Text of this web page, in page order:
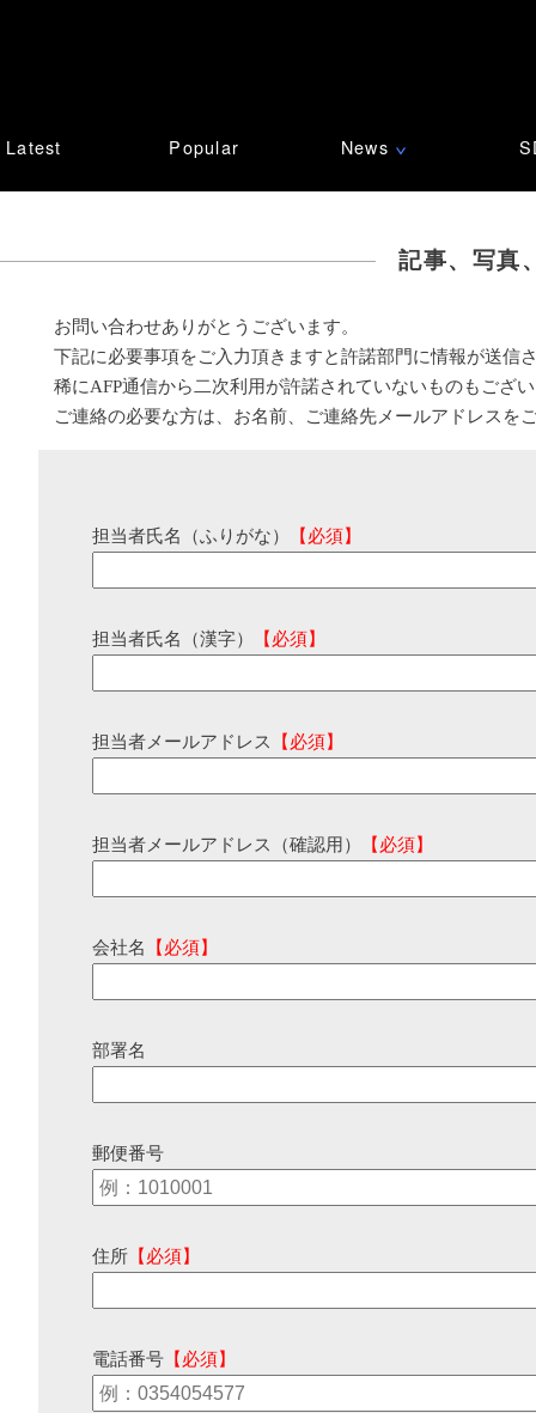
Latest Popular News ∨
記事、写真
お問い合わせありがとうございます。
下記に必要事項をご入力頂きますと許諾部門に情報が送信
稀にAFP通信から二次利用が許諾されていないものもござ
ご連絡の必要な方は、お名前、ご連絡先メールアドレスを
担当者氏名（ふりがな） 【必須】
担当者氏名（漢字） 【必須】
担当者メールアドレス 【必須】
担当者メールアドレス（確認用） 【必須】
会社名 【必須】
部署名
郵便番号
住所 【必須】
電話番号 【必須】